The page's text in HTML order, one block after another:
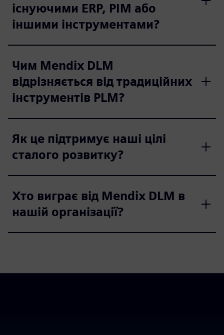
існуючими ERP, PIM або
іншими інструментами?
Чим Mendix DLM
відрізняється від традиційних
інструментів PLM?
Як це підтримує наші цілі
сталого розвитку?
Хто виграє від Mendix DLM в
нашій організації?